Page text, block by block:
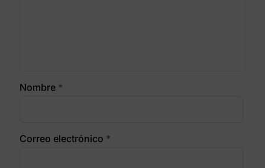
Nombre *
Correo electrónico *